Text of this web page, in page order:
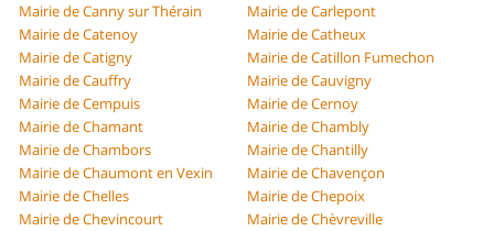
Mairie de Canny sur Thérain
Mairie de Carlepont
Mairie de Catenoy
Mairie de Catheux
Mairie de Catigny
Mairie de Catillon Fumechon
Mairie de Cauffry
Mairie de Cauvigny
Mairie de Cempuis
Mairie de Cernoy
Mairie de Chamant
Mairie de Chambly
Mairie de Chambors
Mairie de Chantilly
Mairie de Chaumont en Vexin
Mairie de Chavençon
Mairie de Chelles
Mairie de Chepoix
Mairie de Chevincourt
Mairie de Chèvreville